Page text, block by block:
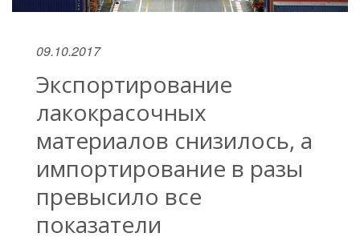
09.10.2017
Экспортирование
лакокрасочных
материалов снизилось, а
импортирование в разы
превысило все
показатели